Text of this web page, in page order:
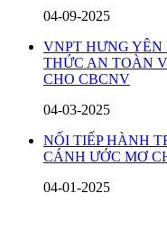
04-09-2025
VNPT HƯNG
THỨC AN TOÀN
CHO CBCNV
04-03-2025
NỐI TIẾP HÀNH
CÁNH ƯỚC MƠ
04-01-2025